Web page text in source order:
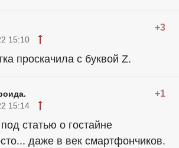
+3
15:10
проскачила с буквой Z.
+1
15:14
статью о гостайне
даже в век смартфончиков.